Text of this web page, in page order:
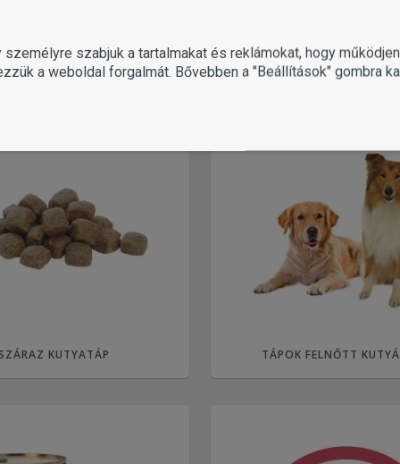
KUTYATÁP TÁPOK FELNŐTT
szabjuk a tartalmakat és reklámokat, hogy
a weboldal forgalmát. Bővebben a "Beállítások" gombra